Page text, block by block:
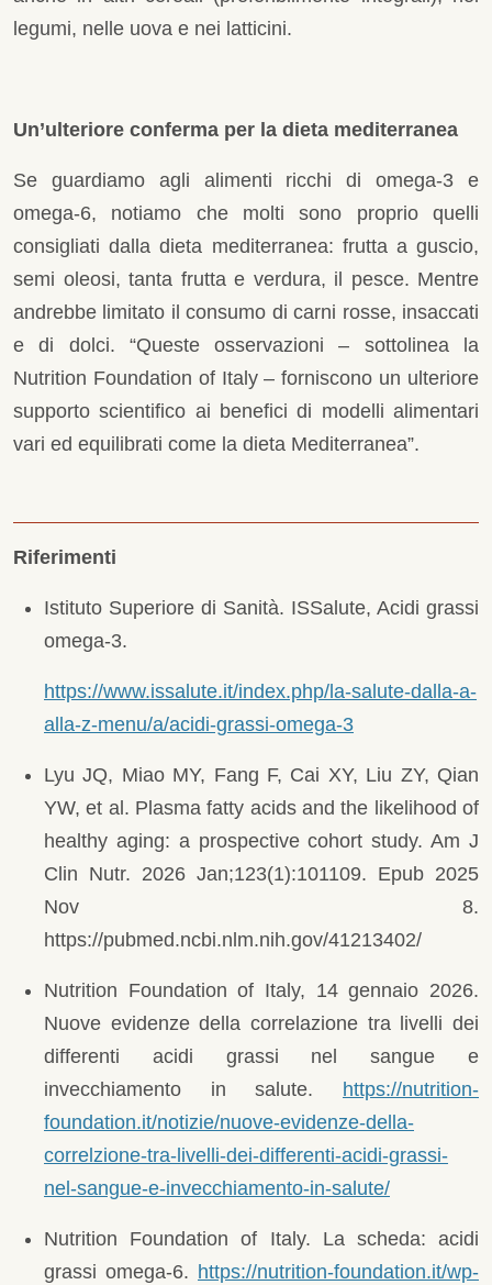
legumi, nelle uova e nei latticini.
Un’ulteriore conferma per la dieta mediterranea
Se guardiamo agli alimenti ricchi di omega-3 e
omega-6, notiamo che molti sono proprio quelli
consigliati dalla dieta mediterranea: frutta a guscio,
semi oleosi, tanta frutta e verdura, il pesce. Mentre
andrebbe limitato il consumo di carni rosse, insaccati
e di dolci. “Queste osservazioni – sottolinea la
Nutrition Foundation of Italy – forniscono un ulteriore
supporto scientifico ai benefici di modelli alimentari
vari ed equilibrati come la dieta Mediterranea”.
Riferimenti
Istituto Superiore di Sanità. ISSalute, Acidi grassi
omega-3.
https://www.issalute.it/index.php/la-salute-dalla-a-
alla-z-menu/a/acidi-grassi-omega-3
Lyu JQ, Miao MY, Fang F, Cai XY, Liu ZY, Qian
YW, et al. Plasma fatty acids and the likelihood of
healthy aging: a prospective cohort study. Am J
Clin Nutr. 2026 Jan;123(1):101109. Epub 2025
Nov 8.
https://pubmed.ncbi.nlm.nih.gov/41213402/
Nutrition Foundation of Italy, 14 gennaio 2026.
Nuove evidenze della correlazione tra livelli dei
differenti acidi grassi nel sangue e
invecchiamento in salute. https://nutrition-
foundation.it/notizie/nuove-evidenze-della-
correlzione-tra-livelli-dei-differenti-acidi-grassi-
nel-sangue-e-invecchiamento-in-salute/
Nutrition Foundation of Italy. La scheda: acidi
grassi omega-6. https://nutrition-foundation.it/wp-